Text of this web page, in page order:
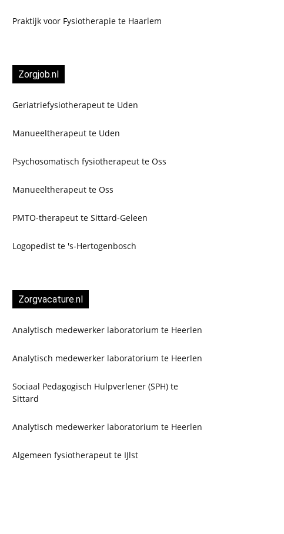
Praktijk voor Fysiotherapie te Haarlem
Zorgjob.nl
Geriatriefysiotherapeut te Uden
Manueeltherapeut te Uden
Psychosomatisch fysiotherapeut te Oss
Manueeltherapeut te Oss
PMTO-therapeut te Sittard-Geleen
Logopedist te 's-Hertogenbosch
Zorgvacature.nl
Analytisch medewerker laboratorium te Heerlen
Analytisch medewerker laboratorium te Heerlen
Sociaal Pedagogisch Hulpverlener (SPH) te
Sittard
Analytisch medewerker laboratorium te Heerlen
Algemeen fysiotherapeut te IJlst